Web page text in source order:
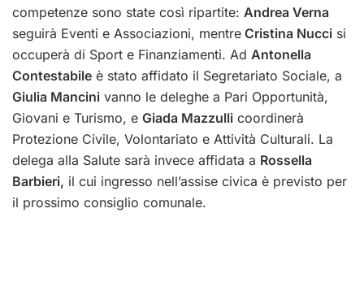
competenze sono state così ripartite: Andrea Verna
seguirà Eventi e Associazioni, mentre Cristina Nucci si
occuperà di Sport e Finanziamenti. Ad Antonella
Contestabile è stato affidato il Segretariato Sociale, a
Giulia Mancini vanno le deleghe a Pari Opportunità,
Giovani e Turismo, e Giada Mazzulli coordinerà
Protezione Civile, Volontariato e Attività Culturali. La
delega alla Salute sarà invece affidata a Rossella
Barbieri, il cui ingresso nell’assise civica è previsto per
il prossimo consiglio comunale.